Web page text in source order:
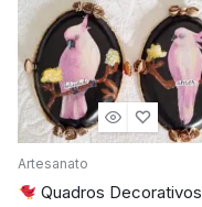
Artesanato
Quadros Decorativos